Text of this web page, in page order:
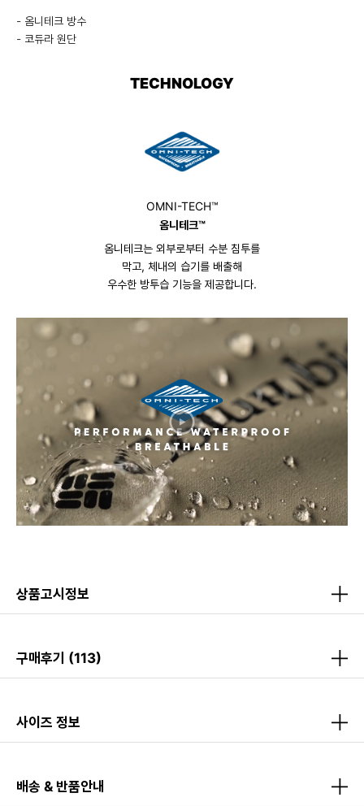
- 옴니테크 방수
- 코듀라 원단
TECHNOLOGY
OMNI-TECH™
옴니테크™
옴니테크는 외부로부터 수분 침투를
막고, 체내의 습기를 배출해
우수한 방투습 기능을 제공합니다.
상품고시정보
구매후기 (113)
사이즈 정보
배송 & 반품안내